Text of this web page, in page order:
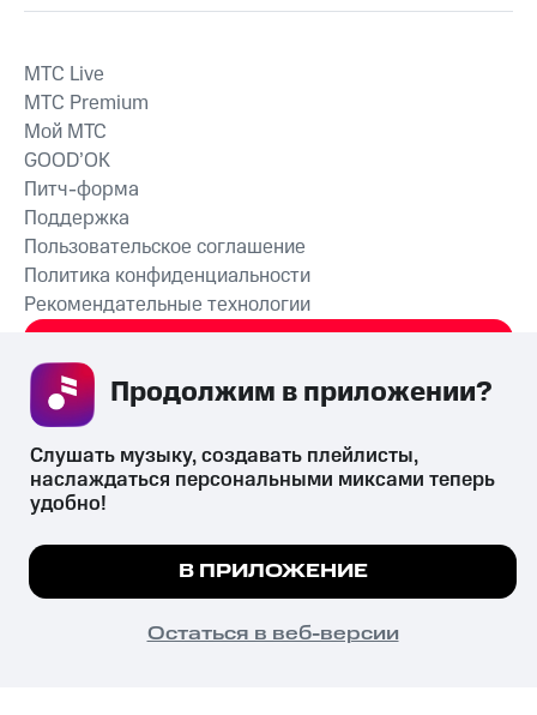
MTС Live
MTС Premium
Мой МТС
GOOD’OK
Питч-форма
Поддержка
Пользовательское соглашение
Политика конфиденциальности
Рекомендательные технологии
Незаконное потребление наркотических средств,
психотропных веществ, их аналогов причиняет вред здоровью,
законодательством ответственность.
© 2026 ООО «КИОН».
Все права защищены
18+
Мы используем куки, чтобы на сайте все
Подробнее
ПОНЯТНО
Продолжим в приложении?
Слушать музыку, создавать плейлисты,
наслаждаться персональными миксами теперь
удобно!
В ПРИЛОЖЕНИЕ
Остаться в веб-версии